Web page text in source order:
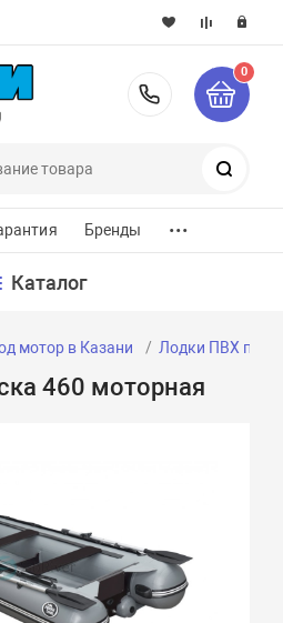
8-800-
0
Бренды ...
Каталог
мотор в Казани Лодки ПВХ под
460 моторная